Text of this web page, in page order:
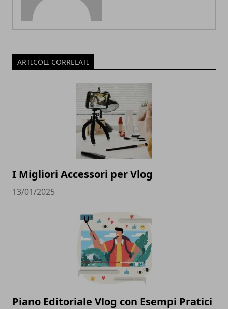
ARTICOLI CORRELATI
I Migliori Accessori per Vlog
13/01/2025
Piano Editoriale Vlog con Esempi Pratici